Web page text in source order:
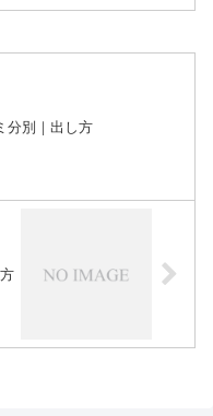
分別｜出し方